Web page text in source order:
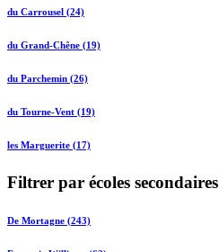
du Carrousel (24)
du Grand-Chêne (19)
du Parchemin (26)
du Tourne-Vent (19)
les Marguerite (17)
Filtrer par écoles secondaires
De Mortagne (243)